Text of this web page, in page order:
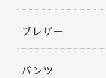
ブレザー
パンツ